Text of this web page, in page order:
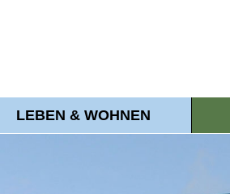
LEBEN & WOHNEN